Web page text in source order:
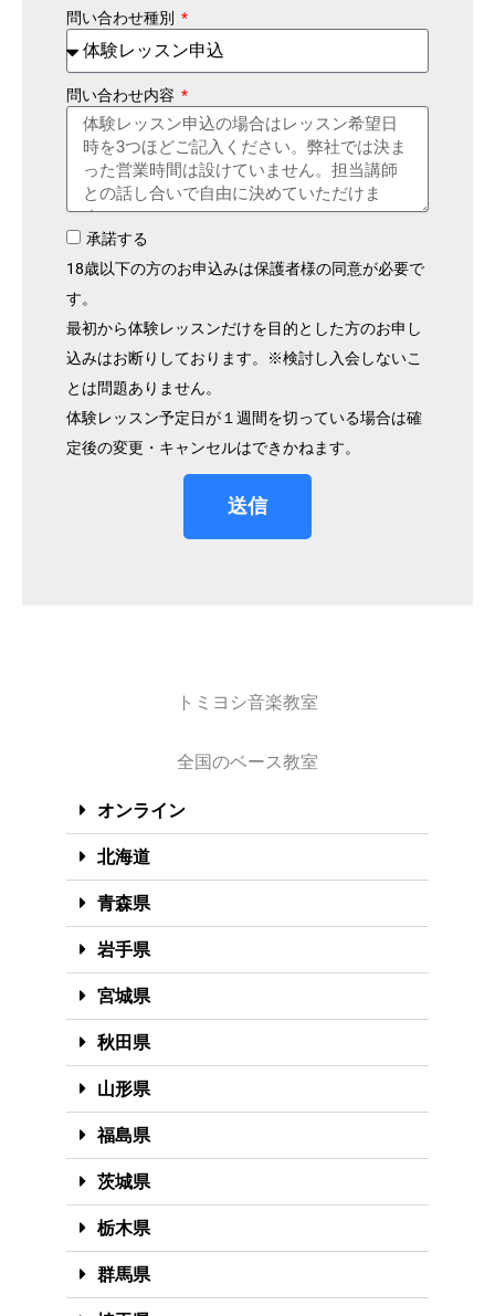
問い合わせ種別
問い合わせ内容
承諾する
18歳以下の方のお申込みは保護者様の同意が必要で
す。
最初から体験レッスンだけを目的とした方のお申し
込みはお断りしております。※検討し入会しないこ
とは問題ありません。
体験レッスン予定日が１週間を切っている場合は確
定後の変更・キャンセルはできかねます。
送信
トミヨシ音楽教室
全国のベース教室
オンライン
北海道
青森県
岩手県
宮城県
秋田県
山形県
福島県
茨城県
栃木県
群馬県